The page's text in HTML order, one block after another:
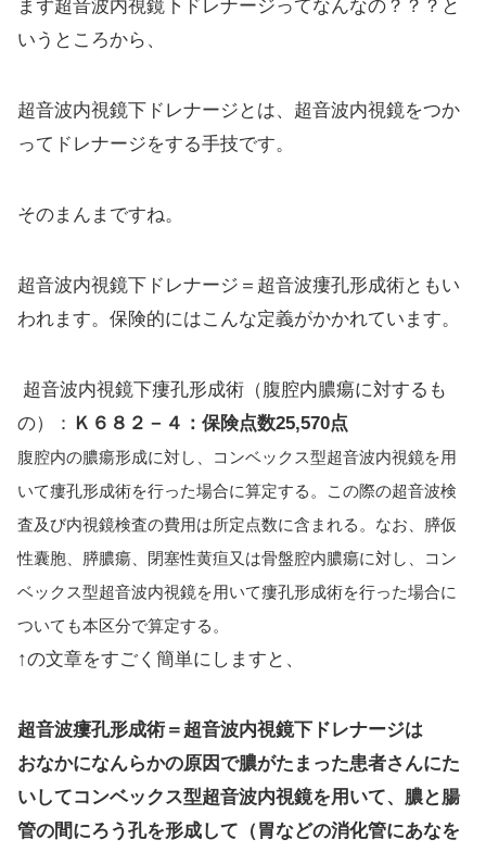
まず超音波内視鏡下ドレナージってなんなの？？？と
いうところから、
超音波内視鏡下ドレナージとは、超音波内視鏡をつか
ってドレナージをする手技です。
そのまんまですね。
超音波内視鏡下ドレナージ＝ 超音波瘻孔形成術ともい
われます。保険的にはこんな定義がかかれています。
超音波内視鏡下瘻孔形成術（腹腔内膿瘍に対するも
の）： Ｋ６８２－４：保険点数25,570点
腹腔内の膿瘍形成に対し、コンベックス型超音波内視鏡を用
いて瘻孔形成術を行った場合に算定する。この際の超音波検
査及び内視鏡検査の費用は所定点数に含まれる。なお、膵仮
性囊胞、膵膿瘍、閉塞性黄疸又は骨盤腔内膿瘍に対し、コン
ベックス型超音波内視鏡を用いて瘻孔形成術を行った場合に
ついても本区分で算定する。
↑の文章をすごく簡単にしますと、
超音波瘻孔形成術＝超音波内視鏡下ドレナージは
おなかになんらかの原因で膿がたまった患者さんにた
いしてコンベックス型超音波内視鏡を用いて、膿と腸
管の間にろう孔を形成して（胃などの消化管にあなを